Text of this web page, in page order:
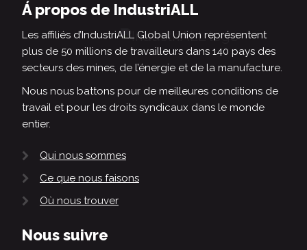
Á propos de IndustriALL
Les affiliés d’IndustriALL Global Union représentent
plus de 50 millions de travailleurs dans 140 pays des
secteurs des mines, de l’énergie et de la manufacture.
Nous nous battons pour de meilleures conditions de
travail et pour les droits syndicaux dans le monde
entier.
Qui nous sommes
Ce que nous faisons
Où nous trouver
Nous suivre